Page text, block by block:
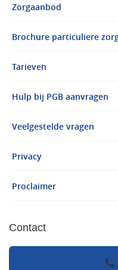
Zorgaanbod
Brochure particuliere
Tarieven
Hulp bij PGB aanvragen
Veelgestelde vragen
Privacy
Proclaimer
Contact